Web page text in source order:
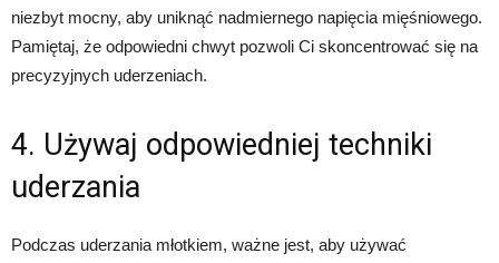
niezbyt mocny, aby uniknąć nadmiernego napięcia mięśniowego.
Pamiętaj, że odpowiedni chwyt pozwoli Ci skoncentrować się na
precyzyjnych uderzeniach.
4. Używaj odpowiedniej techniki
uderzania
Podczas uderzania młotkiem, ważne jest, aby używać